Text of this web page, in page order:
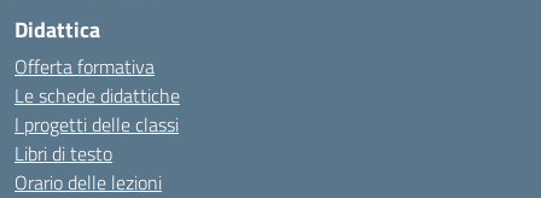
Didattica
Offerta formativa
Le schede didattiche
I progetti delle classi
Libri di testo
Orario delle lezioni